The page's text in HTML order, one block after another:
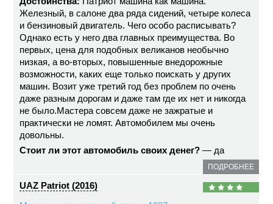
Железный, в салоне два ряда сидений, четыре колеса
и бензиновый двигатель. Чего особо расписывать?
Однако есть у него два главных преимущества. Во
первых, цена для подобных великанов необычно
низкая, а во-вторых, повышенные внедорожные
возможности, каких еще только поискать у других
машин. Возит уже третий год без проблем по очень
даже разным дорогам и даже там где их нет и никогда
не было.Мастера совсем даже не зажратые и
практически не ломят. Автомобилем мы очень
довольны.
Стоит ли этот автомобиль своих денег? — да
ПОДРОБНЕЕ
UAZ Patriot (2016)